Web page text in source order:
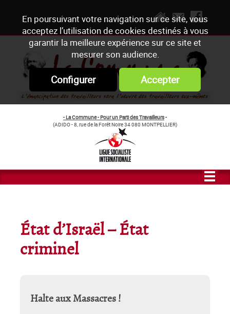
En poursuivant votre navigation sur ce site, vous
acceptez l’utilisation de cookies destinés à vous
garantir la meilleure expérience sur ce site et
mesurer son audience.
Configurer Accepter
- La Commune - Pour un Parti des Travailleurs-
(ADIDO - 8, rue de la Forêt Noire 34 080 MONTPELLIER)
État d’Israël – État
criminel
Halte aux Massacres !